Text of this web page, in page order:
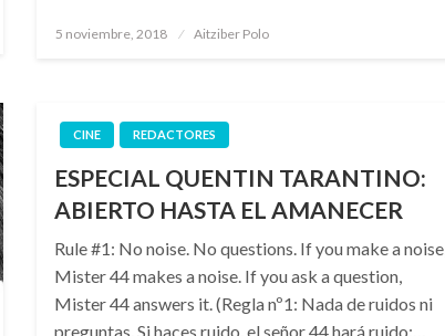
Publicado
5 noviembre, 2018 Aitziber Polo
CINE REDACTORES
ESPECIAL QUENTIN TARANTINO:
ABIERTO HASTA EL AMANECER
Rule #1: No noise. No questions. If you make a noise,
Mister 44 makes a noise. If you ask a question,
Mister 44 answers it. (Regla nº1: Nada de ruidos ni
preguntas. Si haces ruido, el señor 44 hará ruido;…